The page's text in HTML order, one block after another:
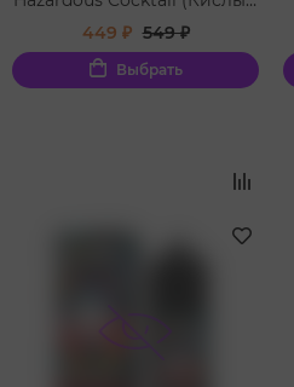
яблочный сок/Apple Juice)
449 ₽ 549 ₽
Выбрать